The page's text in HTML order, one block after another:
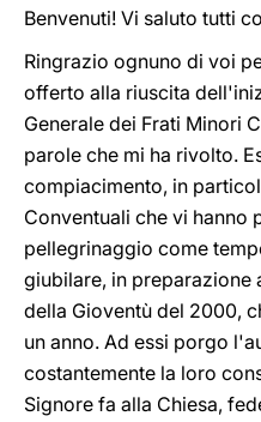
Benvenuti! Vi saluto tutti
Ringrazio ognuno di voi
offerto alla riuscita
Generale dei Frati Minori
parole che mi ha rivolto.
compiacimento, in
Conventuali che vi hanno
pellegrinaggio come
giubilare, in preparazione
della Gioventù del 2000,
un anno. Ad essi porgo
costantemente la loro
Signore fa alla Chiesa,